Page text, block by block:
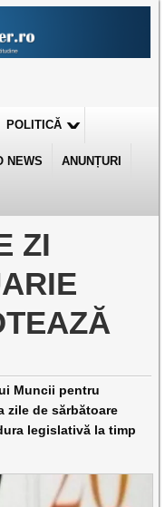
POLITICĂ
NEWS ANUNȚURI
ZI
Muncii pentru
zile de sărbătoare
legislativă la timp